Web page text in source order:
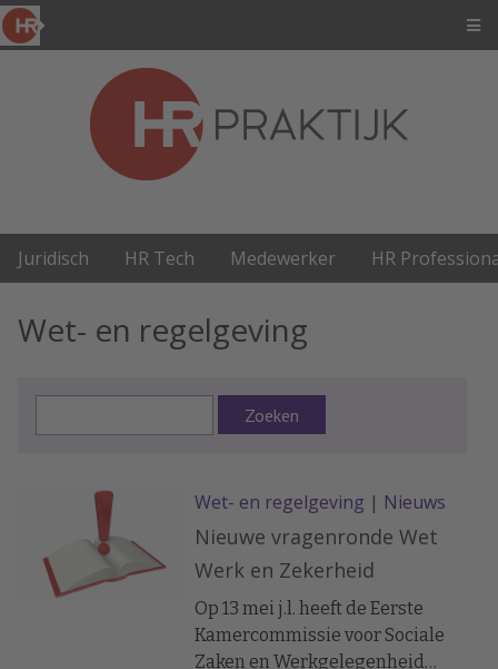
Juridisch HR Tech Medewerker HR
Wet- en regelgeving
Zoeken
Wet- en regelgeving | Nieuws
Nieuwe vragenronde Wet
Werk en Zekerheid
Op 13 mei j.l. heeft de Eerste
Kamercommissie voor Sociale
Zaken en Werkgelegenheid